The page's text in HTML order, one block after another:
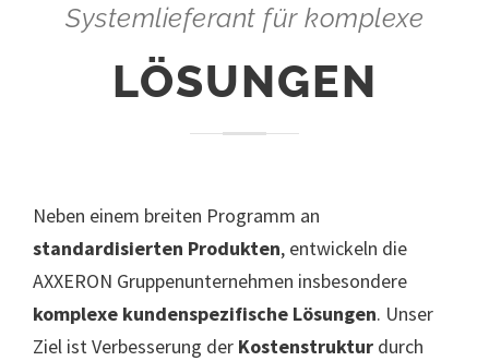
Systemlieferant für komplexe
LÖSUNGEN
Neben einem breiten Programm an
standardisierten Produkten, entwickeln die
AXXERON Gruppenunternehmen insbesondere
komplexe kundenspezifische Lösungen. Unser
Ziel ist Verbesserung der Kostenstruktur durch